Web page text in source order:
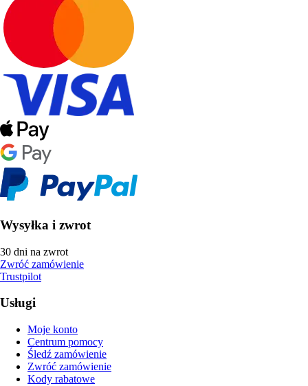
Wysyłka i zwrot
30 dni na zwrot
Zwróć zamówienie
Trustpilot
Usługi
Moje konto
Centrum pomocy
Śledź zamówienie
Zwróć zamówienie
Kody rabatowe